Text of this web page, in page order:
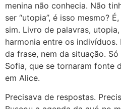
menina não conhecia. Não
ser “utopia”, é isso mesmo?
sim. Livro de palavras,
harmonia entre os
da frase, nem da situação.
Sofia, que se tornaram fonte
em Alice.
Precisava de respostas.